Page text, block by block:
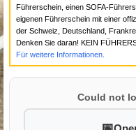
Führerschein, einen SOFA-
eigenen Führerschein mit einer
der Schweiz, Deutschland,
Denken Sie daran! KEIN
Für weitere Informationen.
Could not